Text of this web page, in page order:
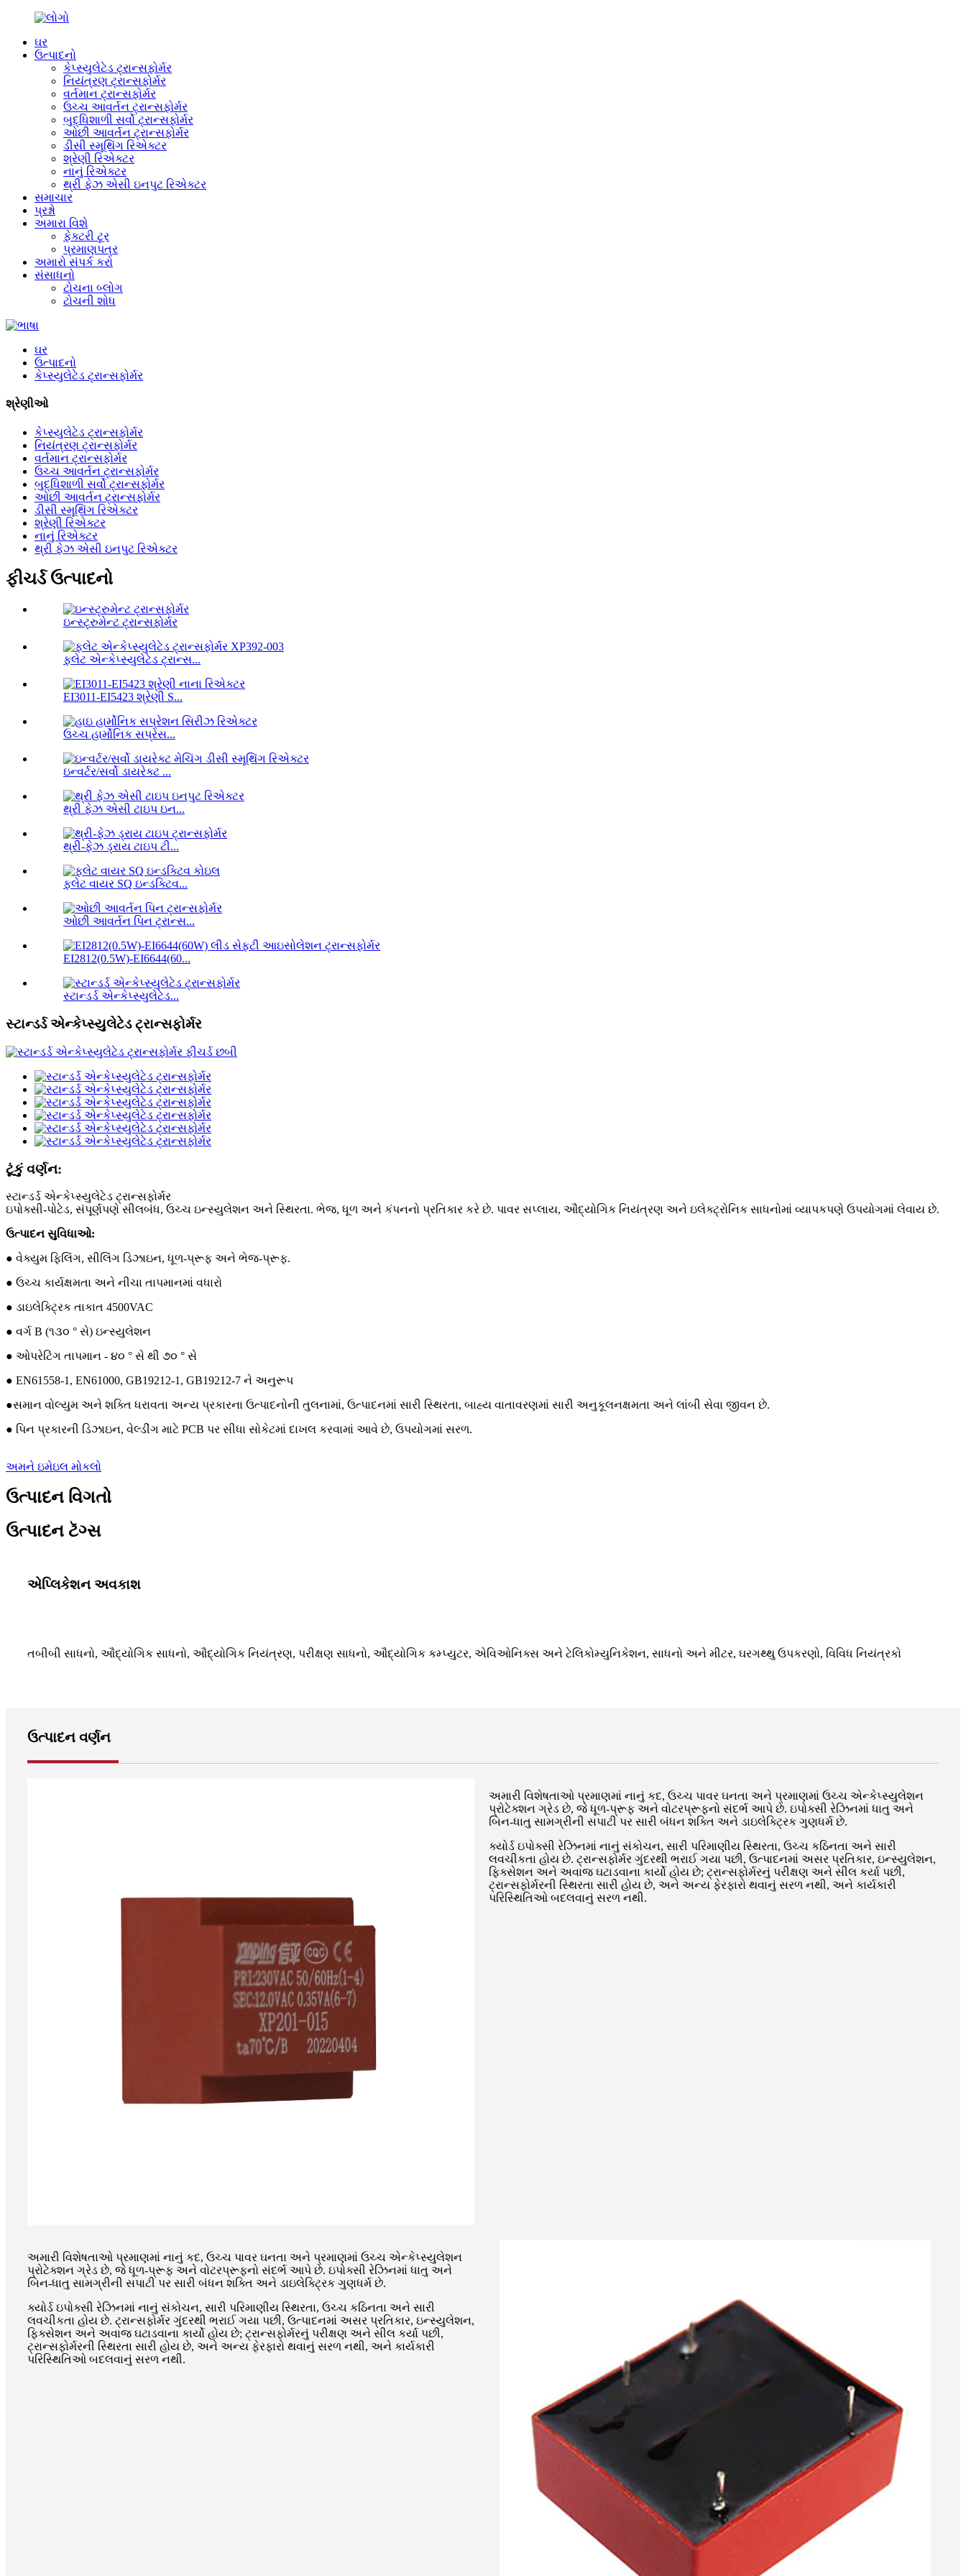
ઘર
ઉત્પાદનો
કેપ્સ્યુલેટેડ ટ્રાન્સફોર્મર
નિયંત્રણ ટ્રાન્સફોર્મર
વર્તમાન ટ્રાન્સફોર્મર
ઉચ્ચ આવર્તન ટ્રાન્સફોર્મર
બુદ્ધિશાળી સર્વો ટ્રાન્સફોર્મર
ઓછી આવર્તન ટ્રાન્સફોર્મર
ડીસી સ્મૂથિંગ રિએક્ટર
શ્રેણી રિએક્ટર
નાનું રિએક્ટર
થ્રી ફેઝ એસી ઇનપુટ રિએક્ટર
સમાચાર
પ્રશ્નો
અમારા વિશે
ફેક્ટરી ટૂર
પ્રમાણપત્ર
અમારો સંપર્ક કરો
સંસાધનો
ટોચના બ્લોગ
ટોચની શોધ
ઘર
ઉત્પાદનો
કેપ્સ્યુલેટેડ ટ્રાન્સફોર્મર
શ્રેણીઓ
કેપ્સ્યુલેટેડ ટ્રાન્સફોર્મર
નિયંત્રણ ટ્રાન્સફોર્મર
વર્તમાન ટ્રાન્સફોર્મર
ઉચ્ચ આવર્તન ટ્રાન્સફોર્મર
બુદ્ધિશાળી સર્વો ટ્રાન્સફોર્મર
ઓછી આવર્તન ટ્રાન્સફોર્મર
ડીસી સ્મૂથિંગ રિએક્ટર
શ્રેણી રિએક્ટર
નાનું રિએક્ટર
થ્રી ફેઝ એસી ઇનપુટ રિએક્ટર
ફીચર્ડ ઉત્પાદનો
ઇન્સ્ટ્રુમેન્ટ ટ્રાન્સફોર્મર
ફ્લેટ એન્કેપ્સ્યુલેટેડ ટ્રાન્સ...
EI3011-EI5423 શ્રેણી S...
ઉચ્ચ હાર્મોનિક સપ્રેસ...
ઇન્વર્ટર/સર્વો ડાયરેક્ટ ...
થ્રી ફેઝ એસી ટાઇપ ઇન...
થ્રી-ફેઝ ડ્રાય ટાઇપ ટી...
ફ્લેટ વાયર SQ ઇન્ડક્ટિવ...
ઓછી આવર્તન પિન ટ્રાન્સ...
EI2812(0.5W)-EI6644(60...
સ્ટાન્ડર્ડ એન્કેપ્સ્યુલેટેડ...
સ્ટાન્ડર્ડ એન્કેપ્સ્યુલેટેડ ટ્રાન્સફોર્મર
ટૂંકું વર્ણન:
સ્ટાન્ડર્ડ એન્કેપ્સ્યુલેટેડ ટ્રાન્સફોર્મર
ઇપોક્સી-પોટેડ, સંપૂર્ણપણે સીલબંધ, ઉચ્ચ ઇન્સ્યુલેશન અને સ્થિરતા. ભેજ, ધૂળ અને કંપનનો પ્રતિકાર કરે છે. પાવર સપ્લાય, ઔદ્યોગિક નિયંત્રણ અને ઇલેક્ટ્રોનિક સાધનોમાં વ્યાપકપણે ઉપયોગમાં લેવાય છે.
ઉત્પાદન સુવિધાઓ:
● વેક્યુમ ફિલિંગ, સીલિંગ ડિઝાઇન, ધૂળ-પ્રૂફ અને ભેજ-પ્રૂફ.
● ઉચ્ચ કાર્યક્ષમતા અને નીચા તાપમાનમાં વધારો
● ડાઇલેક્ટ્રિક તાકાત 4500VAC
● વર્ગ B (૧૩૦ ° સે) ઇન્સ્યુલેશન
● ઓપરેટિંગ તાપમાન - ૪૦ ° સે થી ૭૦ ° સે
● EN61558-1, EN61000, GB19212-1, GB19212-7 ને અનુરૂપ
●સમાન વોલ્યુમ અને શક્તિ ધરાવતા અન્ય પ્રકારના ઉત્પાદનોની તુલનામાં, ઉત્પાદનમાં સારી સ્થિરતા, બાહ્ય વાતાવરણમાં સારી અનુકૂલનક્ષમતા અને લાંબી સેવા જીવન છે.
● પિન પ્રકારની ડિઝાઇન, વેલ્ડીંગ માટે PCB પર સીધા સોકેટમાં દાખલ કરવામાં આવે છે, ઉપયોગમાં સરળ.
અમને ઇમેઇલ મોકલો
ઉત્પાદન વિગતો
ઉત્પાદન ટૅગ્સ
એપ્લિકેશન અવકાશ
તબીબી સાધનો, ઔદ્યોગિક સાધનો, ઔદ્યોગિક નિયંત્રણ, પરીક્ષણ સાધનો, ઔદ્યોગિક કમ્પ્યુટર, એવિઓનિક્સ અને ટેલિકોમ્યુનિકેશન, સાધનો અને મીટર, ઘરગથ્થુ ઉપકરણો, વિવિધ નિયંત્રકો
ઉત્પાદન વર્ણન
અમારી વિશેષતાઓ પ્રમાણમાં નાનું કદ, ઉચ્ચ પાવર ઘનતા અને પ્રમાણમાં ઉચ્ચ એન્કેપ્સ્યુલેશન
પ્રોટેક્શન ગ્રેડ છે, જે ધૂળ-પ્રૂફ અને વોટરપ્રૂફનો સંદર્ભ આપે છે. ઇપોક્સી રેઝિનમાં ધાતુ અને
બિન-ધાતુ સામગ્રીની સપાટી પર સારી બંધન શક્તિ અને ડાઇલેક્ટ્રિક ગુણધર્મ છે.
ક્યોર્ડ ઇપોક્સી રેઝિનમાં નાનું સંકોચન, સારી પરિમાણીય સ્થિરતા, ઉચ્ચ કઠિનતા અને સારી
લવચીકતા હોય છે. ટ્રાન્સફોર્મર ગુંદરથી ભરાઈ ગયા પછી, ઉત્પાદનમાં અસર પ્રતિકાર, ઇન્સ્યુલેશન,
ફિક્સેશન અને અવાજ ઘટાડવાના કાર્યો હોય છે; ટ્રાન્સફોર્મરનું પરીક્ષણ અને સીલ કર્યા પછી,
ટ્રાન્સફોર્મરની સ્થિરતા સારી હોય છે, અને અન્ય ફેરફારો થવાનું સરળ નથી, અને કાર્યકારી
પરિસ્થિતિઓ બદલવાનું સરળ નથી.
અમારી વિશેષતાઓ પ્રમાણમાં નાનું કદ, ઉચ્ચ પાવર ઘનતા અને પ્રમાણમાં ઉચ્ચ એન્કેપ્સ્યુલેશન
પ્રોટેક્શન ગ્રેડ છે, જે ધૂળ-પ્રૂફ અને વોટરપ્રૂફનો સંદર્ભ આપે છે. ઇપોક્સી રેઝિનમાં ધાતુ અને
બિન-ધાતુ સામગ્રીની સપાટી પર સારી બંધન શક્તિ અને ડાઇલેક્ટ્રિક ગુણધર્મ છે.
ક્યોર્ડ ઇપોક્સી રેઝિનમાં નાનું સંકોચન, સારી પરિમાણીય સ્થિરતા, ઉચ્ચ કઠિનતા અને સારી
લવચીકતા હોય છે. ટ્રાન્સફોર્મર ગુંદરથી ભરાઈ ગયા પછી, ઉત્પાદનમાં અસર પ્રતિકાર, ઇન્સ્યુલેશન,
ફિક્સેશન અને અવાજ ઘટાડવાના કાર્યો હોય છે; ટ્રાન્સફોર્મરનું પરીક્ષણ અને સીલ કર્યા પછી,
ટ્રાન્સફોર્મરની સ્થિરતા સારી હોય છે, અને અન્ય ફેરફારો થવાનું સરળ નથી, અને કાર્યકારી
પરિસ્થિતિઓ બદલવાનું સરળ નથી.